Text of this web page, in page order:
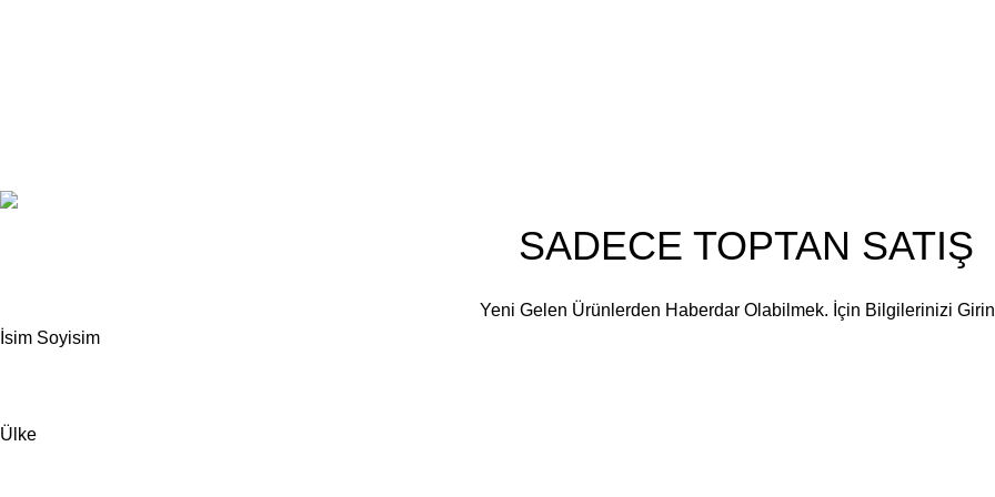
SADECE TOPTAN SATIŞ
Yeni Gelen Ürünlerden Haberdar Olabilmek. İçin Bilgilerinizi
İsim Soyisim
Ülke